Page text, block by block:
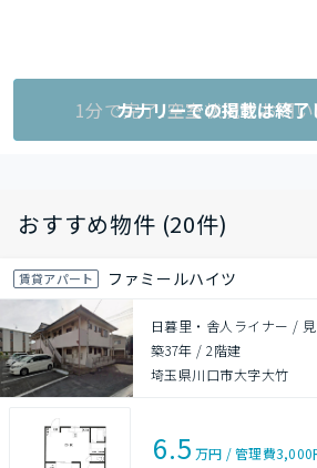
1分で完了!空室状況をお問
カナリーでの掲載は終了
おすすめ物件 (20件)
賃貸アパート ファミールハイツ
日暮里・舎人ライナー /
築37年 /2階建
埼玉県川口市大字大竹
6.5 万円 /管理費3,000